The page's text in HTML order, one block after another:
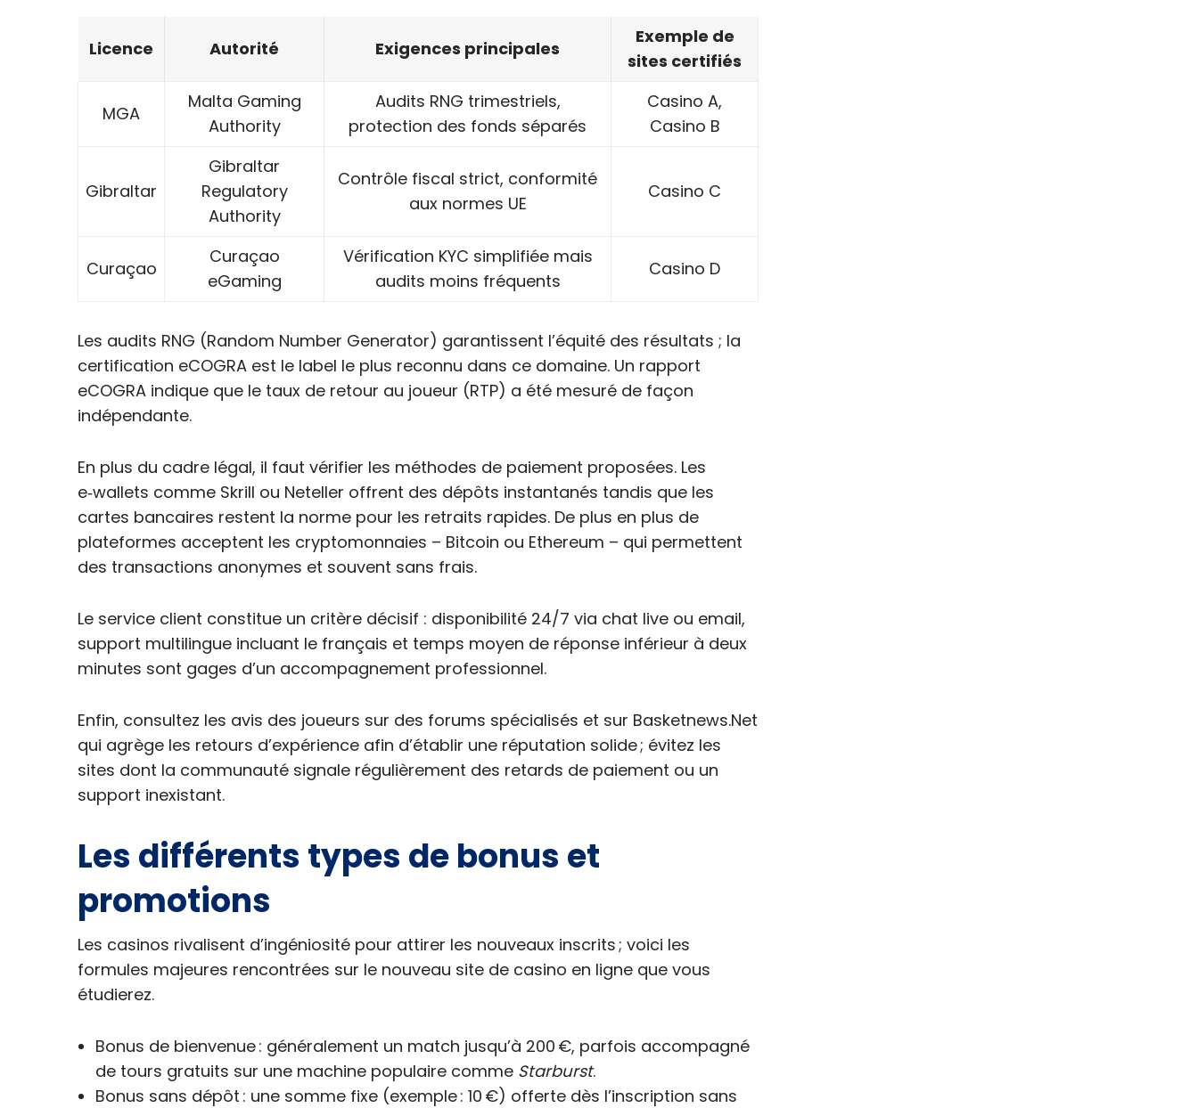
Licence Autorité Exigences principales
Exemple de
sites certifiés
MGA
Malta Gaming
Authority
Audits RNG trimestriels,
protection des fonds séparés
Casino A,
Casino B
Gibraltar
Gibraltar
Regulatory
Authority
Contrôle fiscal strict, conformité
aux normes UE
Casino C
Curaçao
Curaçao
eGaming
Vérification KYC simplifiée mais
audits moins fréquents
Casino D
Les audits RNG (Random Number Generator) garantissent l’équité des résultats ; la
certification eCOGRA est le label le plus reconnu dans ce domaine. Un rapport
eCOGRA indique que le taux de retour au joueur (RTP) a été mesuré de façon
indépendante.
En plus du cadre légal, il faut vérifier les méthodes de paiement proposées. Les
e‑wallets comme Skrill ou Neteller offrent des dépôts instantanés tandis que les
cartes bancaires restent la norme pour les retraits rapides. De plus en plus de
plateformes acceptent les cryptomonnaies – Bitcoin ou Ethereum – qui permettent
des transactions anonymes et souvent sans frais.
Le service client constitue un critère décisif : disponibilité 24/7 via chat live ou email,
support multilingue incluant le français et temps moyen de réponse inférieur à deux
minutes sont gages d’un accompagnement professionnel.
Enfin, consultez les avis des joueurs sur des forums spécialisés et sur Basketnews.Net
qui agrège les retours d’expérience afin d’établir une réputation solide ; évitez les
sites dont la communauté signale régulièrement des retards de paiement ou un
support inexistant.
Les différents types de bonus et
promotions
Les casinos rivalisent d’ingéniosité pour attirer les nouveaux inscrits ; voici les
formules majeures rencontrées sur le nouveau site de casino en ligne que vous
étudierez.
Bonus de bienvenue : généralement un match jusqu’à 200 €, parfois accompagné
de tours gratuits sur une machine populaire comme Starburst.
Bonus sans dépôt : une somme fixe (exemple : 10 €) offerte dès l’inscription sans